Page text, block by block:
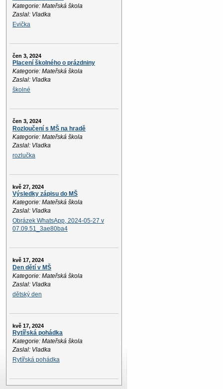
Kategorie: Mateřská škola
Zaslal: Vladka
Evička
čen 3, 2024
Placení školného o prázdniny
Kategorie: Mateřská škola
Zaslal: Vladka
školné
čen 3, 2024
Rozloučení s MŠ na hradě
Kategorie: Mateřská škola
Zaslal: Vladka
rozlučka
kvě 27, 2024
Výsledky zápisu do MŠ
Kategorie: Mateřská škola
Zaslal: Vladka
Obrázek WhatsApp, 2024-05-27 v
07.09.51_3ae80ba4
kvě 17, 2024
Den dětí v MŠ
Kategorie: Mateřská škola
Zaslal: Vladka
dětský den
kvě 17, 2024
Rytířská pohádka
Kategorie: Mateřská škola
Zaslal: Vladka
Rytířská pohádka